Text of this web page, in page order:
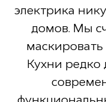
электрика
домов. Мы
маскировать
Кухни редко